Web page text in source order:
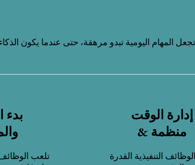
المهام اليومية تبدو مرهقة، حتى عندما يكون الذكاء
بدء
تلعب الوظائف
إدارة الوقت
& منظمة
التنفيذية القدرة